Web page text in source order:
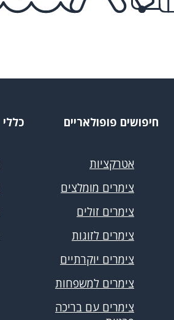
חיפושים פופולאריים
אטרקציות
צימרים מומלצים
צימרים זולים
צימרים לזוגות
צימרים יוקרתיים
צימרים למשפחות
צימרים עם בריכה
כללי